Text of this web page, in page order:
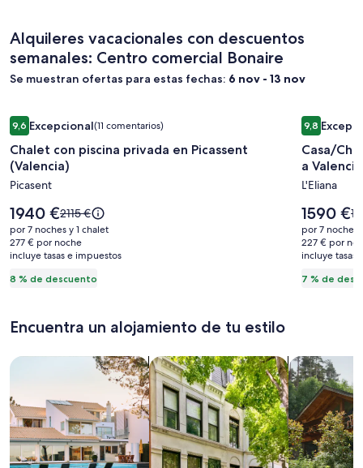
Alquileres vacacionales con descuentos
semanales: Centro comercial Bonaire
Se muestran ofertas para estas fechas: 6 nov - 13 nov
Galería
de
imágenes
de
Chalet
con
piscina
privada
en
Picassent
9,69,6 sobre 10, Excepcional, (11 comentarios)
Excepcional(11 comentarios)
Chalet con piscina privada en Picassent
(Valencia)
Picasent
8 % de descuento
El
precio
es
de
1940 €El
precio
era
de
consulta
sobre
tarifa
estándar.
2115 €
por 7 noches y 1 chalet
277 € por noche
incluye tasas e impuestos
Chalet con piscina privada en Picassent (Valencia)
Galería
de
de
Casa/
con
jardín
y
piscina
privados
9,89,8 sobre
Casa/
a Valencia
L'Eliana
7 % de
El
precio
es
de
1590 €El
de
por 7 noches
227 € por
incluye tasas
Casa/
Encuentra un alojamiento de tu estilo
Busca casas Busca apartamentos Buscar